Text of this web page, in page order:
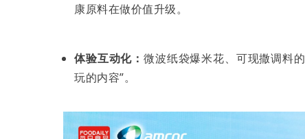
康原料在做价值升级。
体验互动化：微波纸袋爆米花、可现撒调料
玩的内容”。